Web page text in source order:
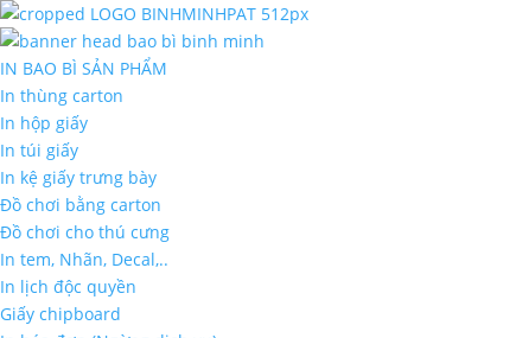
IN BAO BÌ SẢN PHẨM
In thùng carton
In hộp giấy
In túi giấy
In kệ giấy trưng bày
Đồ chơi bằng carton
Đồ chơi cho thú cưng
In tem, Nhãn, Decal,..
In lịch độc quyền
Giấy chipboard